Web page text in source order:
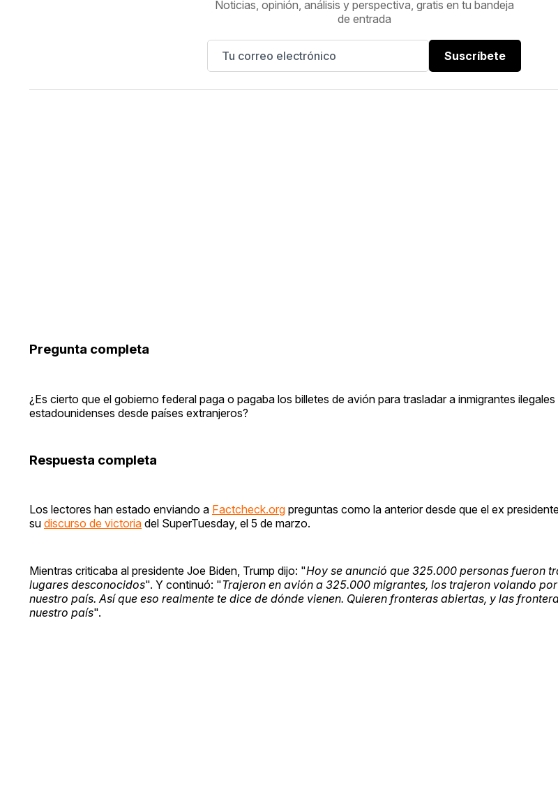
Noticias, opinión, análisis y perspectiva, gratis en tu bandeja
de entrada
Suscríbete
Pregunta completa
¿Es cierto que el gobierno federal paga o pagaba los billetes de avión para trasladar a inmigrantes
estadounidenses desde países extranjeros?
Respuesta completa
Los lectores han estado enviando a Factcheck.org preguntas como la anterior desde que el ex
su discurso de victoria del SuperTuesday, el 5 de marzo.
Mientras criticaba al presidente Joe Biden, Trump dijo: "Hoy se anunció que 325.000 personas fueron
lugares desconocidos". Y continuó: "Trajeron en avión a 325.000 migrantes, los trajeron volando
nuestro país. Así que eso realmente te dice de dónde vienen. Quieren fronteras abiertas, y las
nuestro país".